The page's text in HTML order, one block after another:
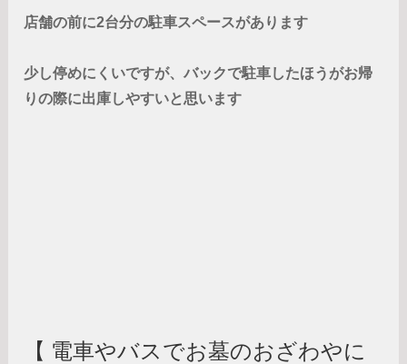
店舗の前に2台分の駐車スペースがあります
少し停めにくいですが、バックで駐車したほうがお帰
りの際に出庫しやすいと思います
【 電車やバスでお墓のおざわやに